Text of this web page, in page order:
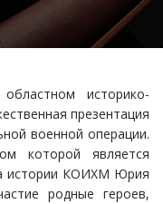
историко-
презентация
военной операции.
которой является
истории КОИХМ Юрия
родные героев,